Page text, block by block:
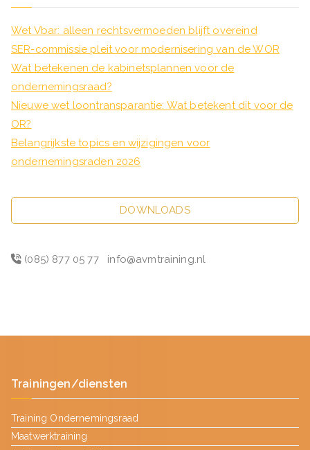
Wet Vbar: alleen rechtsvermoeden blijft overeind
SER-commissie pleit voor modernisering van de WOR
Wat betekenen de kabinetsplannen voor de
ondernemingsraad?
Nieuwe wet loontransparantie: Wat betekent dit voor de
OR?
Belangrijkste topics en wijzigingen voor
ondernemingsraden 2026
DOWNLOADS
(085) 877 05 77 info@avmtraining.nl
Trainingen/diensten
Training Ondernemingsraad
Maatwerktraining